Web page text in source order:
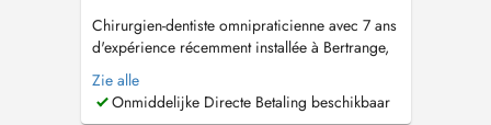
Chirurgien-dentiste omnipraticienne avec 7 ans
d'expérience récemment installée à Bertrange,
je vous accueille dans un cadre bienveillant et à
l'écoute. Formée à l'hypnose clinique, je
propose une prise en charge adaptée aux
Zie alle
Onmiddelijke Directe Betaling beschikbaar